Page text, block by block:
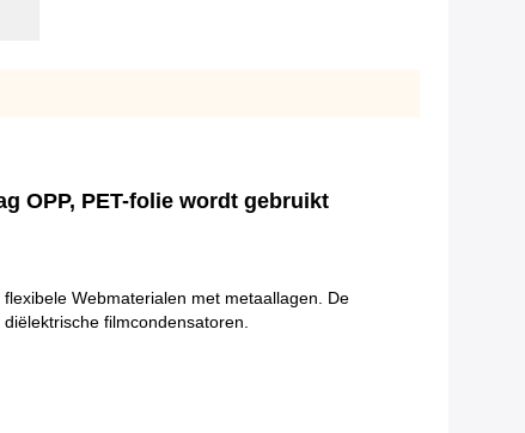
OPP, PET-folie wordt gebruikt
Webmaterialen met metaallagen. De
filmcondensatoren.